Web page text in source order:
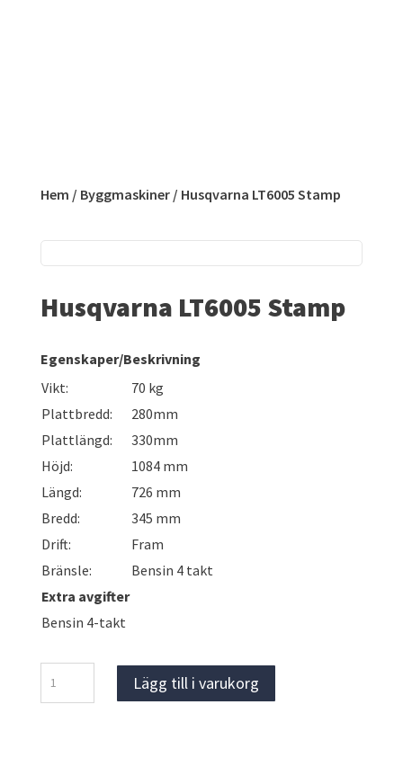
Hem / Byggmaskiner/ Husqvarna LT6005 Stamp
Husqvarna LT6005 Stamp
Egenskaper/Beskrivning
Vikt:
70 kg
Plattbredd:
280mm
Plattlängd:
330mm
Höjd:
1084 mm
Längd:
726 mm
Bredd:
345 mm
Drift:
Fram
Bränsle:
Bensin 4 takt
Extra avgifter
Bensin 4-takt
LT6005
Lägg till i varukorg